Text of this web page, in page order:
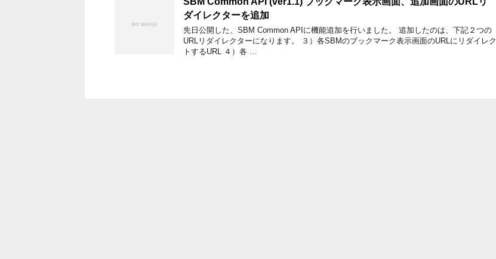
ダイレクターを追加
先日公開した、SBM Common APIに機能追加を行いました。 追加したのは、下記２つの
URLリダイレクターになります。 ３）各SBMのブックマーク表示画面のURLにリダイレク
トするURL ４）各 …